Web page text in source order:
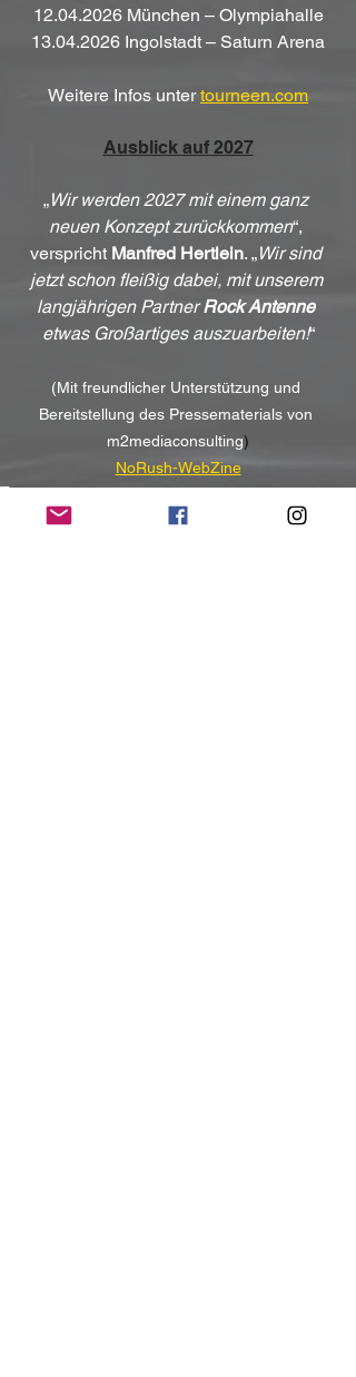
12.04.2026 München – Olympiahalle
13.04.2026 Ingolstadt – Saturn Arena
Weitere Infos unter tourneen.com
Ausblick auf 2027
„Wir werden 2027 mit einem ganz
neuen Konzept zurückkommen“,
verspricht Manfred Hertlein. „Wir sind
jetzt schon fleißig dabei, mit unserem
langjährigen Partner Rock Antenne
etwas Großartiges auszuarbeiten!“
(Mit freundlicher Unterstützung und
Bereitstellung des Pressematerials von
m2mediaconsulting)
NoRush-WebZine
Tags: